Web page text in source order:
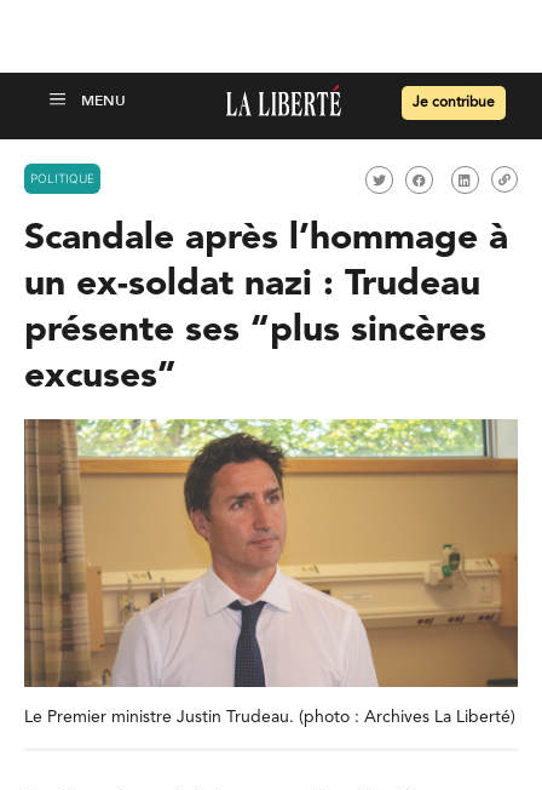
Je contribue
POLITIQUE
Scandale après l’hommage à
un ex-soldat nazi : Trudeau
présente ses “plus sincères
excuses”
Le Premier ministre Justin Trudeau. (photo : Archives La Liberté)